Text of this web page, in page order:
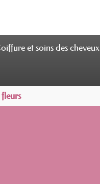
et soins des cheveux
fleurs